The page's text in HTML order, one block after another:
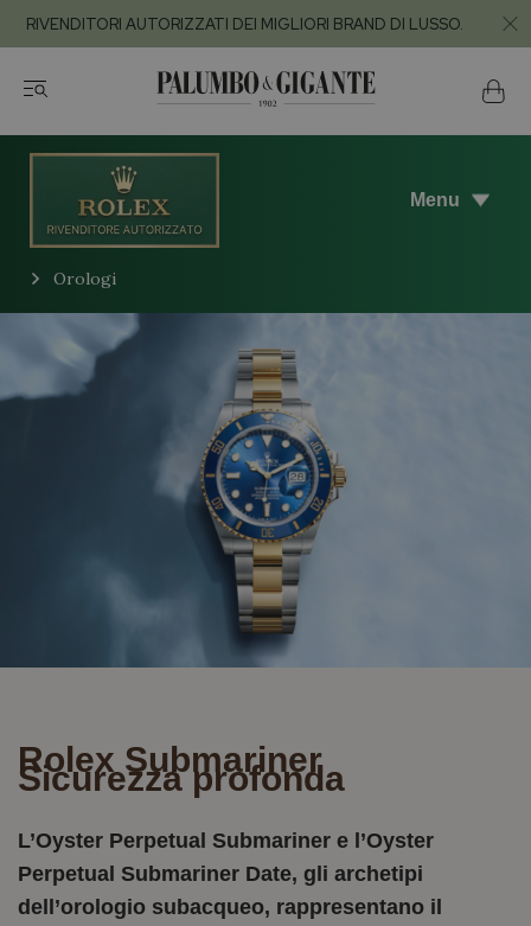
RIVENDITORI AUTORIZZATI DEI MIGLIORI BRAND DI LUSSO.
Menu
Orologi
Rolex Submariner
Sicurezza profonda
L’Oyster Perpetual Submariner e l’Oyster
Perpetual Submariner Date, gli archetipi
dell’orologio subacqueo, rappresentano il